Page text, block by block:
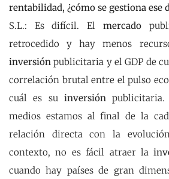
rentabilidad, ¿cómo se gestiona ese
S.L.: Es difícil. El mercado
retrocedido y hay menos
inversión publicitaria y el GDP de
correlación brutal entre el pulso
cuál es su inversión
medios estamos al final de la
relación directa con la
contexto, no es fácil atraer la
cuando hay países de gran